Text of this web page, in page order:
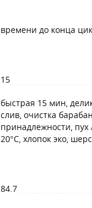
времени до конца
15
быстрая 15 мин,
слив, очистка
принадлежности,
20°C, хлопок эко,
84.7